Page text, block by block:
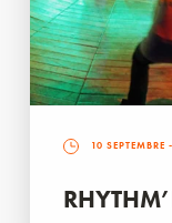
10 SEPTEMBRE